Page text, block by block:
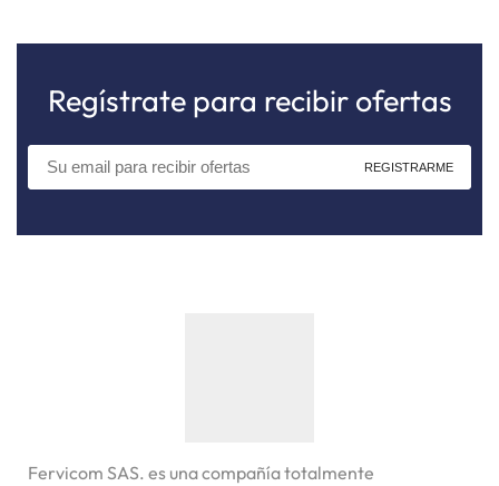
Regístrate para recibir ofertas
Fervicom SAS. es una compañía totalmente